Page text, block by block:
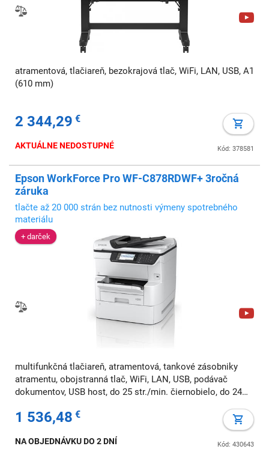
atramentová, tlačiareň, bezokrajová tlač, WiFi, LAN, USB, A1
(610 mm)
2 344,29 €
Kód: 378581
AKTUÁLNE NEDOSTUPNÉ
Epson WorkForce Pro WF-C878RDWF+ 3ročná
záruka
tlačte až 20 000 strán bez nutnosti výmeny spotrebného
materiálu
+ darček
multifunkčná tlačiareň, atramentová, tankové zásobniky
atramentu, obojstranná tlač, WiFi, LAN, USB, podávač
dokumentov, USB host, do 25 str./min. čiernobielo, do 24
1 536,48 €
Kód: 430643
NA OBJEDNÁVKU DO 2 DNÍ